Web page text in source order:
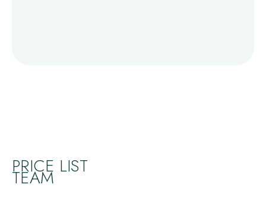
PRICE LIST
TEAM